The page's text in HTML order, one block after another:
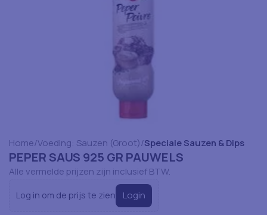
Home Voeding: Sauzen (Groot) Speciale Sauzen & Dips
PEPER SAUS 925 GR PAUWELS
Alle vermelde prijzen zijn inclusief BTW.
Log in om de prijs te zien Login